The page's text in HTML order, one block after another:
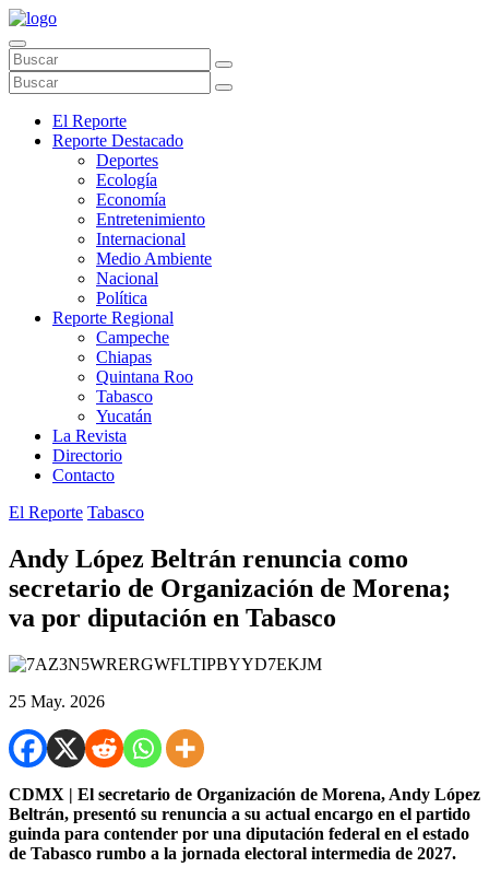
El Reporte
Reporte Destacado
Deportes
Ecología
Economía
Entretenimiento
Internacional
Medio Ambiente
Nacional
Política
Reporte Regional
Campeche
Chiapas
Quintana Roo
Tabasco
Yucatán
La Revista
Directorio
Contacto
El Reporte Tabasco
Andy López Beltrán renuncia como
secretario de Organización de Morena;
va por diputación en Tabasco
25 May. 2026
CDMX | El secretario de Organización de Morena, Andy López
Beltrán, presentó su renuncia a su actual encargo en el partido
guinda para contender por una diputación federal en el estado
de Tabasco rumbo a la jornada electoral intermedia de 2027.